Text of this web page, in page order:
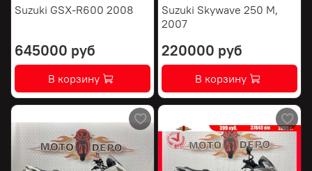
Suzuki GSX-R600 2008
645000 руб
В корзину
Suzuki Skywave 250 M,
2007
220000 руб
В корзину